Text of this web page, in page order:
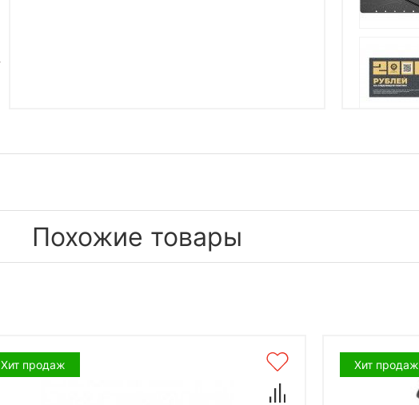
Похожие товары
Хит продаж Хит продаж